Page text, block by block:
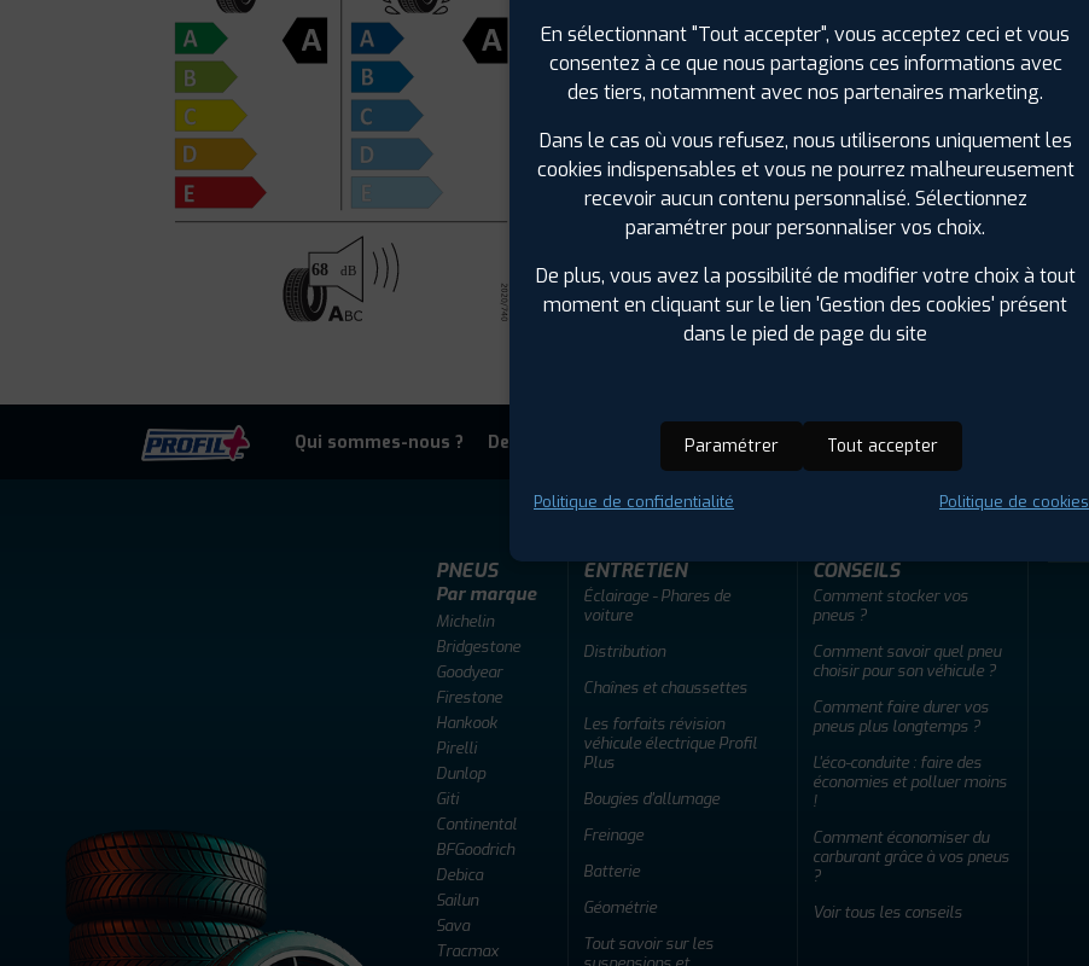
Bruit de roulement externe : 68
Résistance au roulement :
Adhérence sur sol mouillé : A
Code EAN :
Qui sommes-nous ? Devenir adherent Offres d'emploi FAQ
PNEUS
Par marque
Michelin
Bridgestone
Goodyear
Firestone
Hankook
Pirelli
Dunlop
Giti
Continental
BFGoodrich
Debica
Sailun
Sava
Tracmax
ENTRETIEN
Éclairage - Phares de
voiture
Distribution
Chaînes et chaussettes
Les forfaits révision
véhicule électrique Profil
Plus
Bougies d'allumage
Freinage
Batterie
Géométrie
Tout savoir sur les
CONSEILS
Comment stocker vos
pneus ?
Comment savoir quel pneu
choisir pour son véhicule ?
Comment faire durer vos
pneus plus longtemps ?
L'éco-conduite : faire des
économies et polluer moins
!
Comment économiser du
carburant grâce à vos pneus
?
Voir tous les conseils
En sélectionnant "Tout accepter", vous acceptez ceci et vous
consentez à ce que nous partagions ces informations avec
des tiers, notamment avec nos partenaires marketing.
Dans le cas où vous refusez, nous utiliserons uniquement les
cookies indispensables et vous ne pourrez malheureusement
recevoir aucun contenu personnalisé. Sélectionnez
paramétrer pour personnaliser vos choix.
De plus, vous avez la possibilité de modifier votre choix à tout
moment en cliquant sur le lien 'Gestion des cookies' présent
dans le pied de page du site
Paramétrer Tout accepter
Politique de confidentialité Politique de cookies